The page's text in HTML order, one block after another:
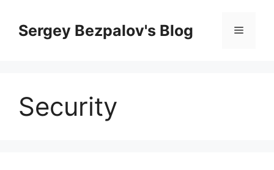
содержимому
Sergey Bezpalov's Blog Меню
Security